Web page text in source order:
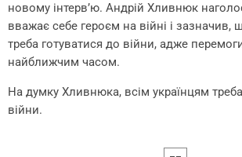
новому інтерв’ю. Андрій Хливнюк
вважає себе героєм на війні і зазначив,
треба готуватися до війни, адже
найближчим часом.
На думку Хливнюка, всім українцям
війни.